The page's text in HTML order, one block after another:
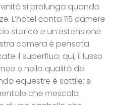
si prolunga quando
L’hotel conta 115 camere
storico e un’estensione
camera è pensata
il superfluo; qui, il lusso
e nella qualità dei
equestre è sottile: si
che mescola